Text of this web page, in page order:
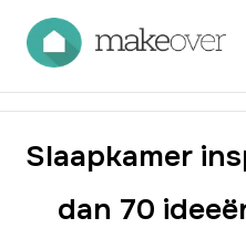
Slaapkamer
dan 70